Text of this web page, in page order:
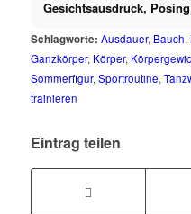
Gesichtsausdruck,
Schlagworte: Ausdauer, Bauch,
Ganzkörper, Körper,
Sommerfigur, Sportroutine,
trainieren
Eintrag teilen